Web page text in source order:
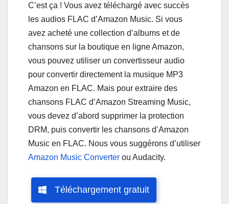
C’est ça ! Vous avez téléchargé avec succès
les audios FLAC d’Amazon Music. Si vous
avez acheté une collection d’albums et de
chansons sur la boutique en ligne Amazon,
vous pouvez utiliser un convertisseur audio
pour convertir directement la musique MP3
Amazon en FLAC. Mais pour extraire des
chansons FLAC d’Amazon Streaming Music,
vous devez d’abord supprimer la protection
DRM, puis convertir les chansons d’Amazon
Music en FLAC. Nous vous suggérons d’utiliser
Amazon Music Converter ou Audacity.
Téléchargement gratuit